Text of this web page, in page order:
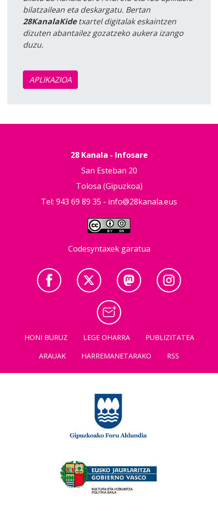
bilatzailean eta deskargatu. Bertan
28KanalaKidetxartel digitalak eskaintzen
dizuten abantailez gozatzeko aukera izango
duzu.
APLIKAZIOA
28 Kanala - Infosare
San Esteban 20
Tolosa (Gipuzkoa)
Tel: 943 69 89 35 - info@28kanala.eus
Codesyntaxek garatua
HONI BURUZ LEGE OHARRA
PUBLIZITATEA
ARAUAK
HARREMANETARAKO RSS